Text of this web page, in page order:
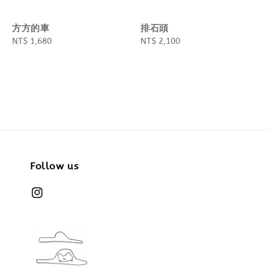
方方的車
Regular
NT$ 1,680
排石頭
Regular
NT$ 2,100
Follow us